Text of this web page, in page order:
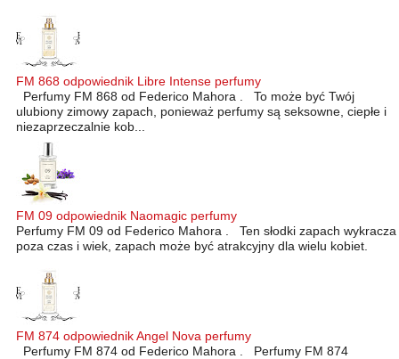
FM 868 odpowiednik Libre Intense perfumy
Perfumy FM 868 od Federico Mahora . To może być Twój
ulubiony zimowy zapach, ponieważ perfumy są seksowne, ciepłe i
niezaprzeczalnie kob...
FM 09 odpowiednik Naomagic perfumy
Perfumy FM 09 od Federico Mahora . Ten słodki zapach wykracza
poza czas i wiek, zapach może być atrakcyjny dla wielu kobiet.
FM 874 odpowiednik Angel Nova perfumy
Perfumy FM 874 od Federico Mahora . Perfumy FM 874